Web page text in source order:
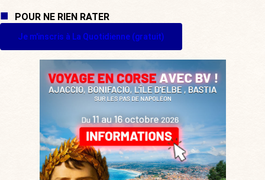
POUR NE RIEN RATER
Je m'inscris à La Quotidienne (gratuit)